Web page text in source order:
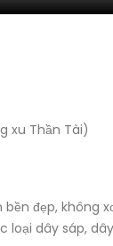
xu Thần Tài)
đẹp, không
loại dây sáp,